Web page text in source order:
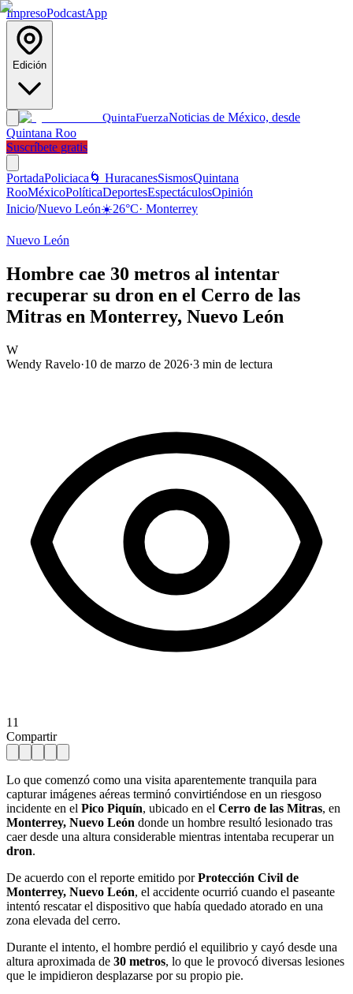
ImpresoPodcastApp
Edición
QuintaFuerzaNoticias de México, desde
Quintana Roo
Suscríbete gratis
PortadaPoliciaca 🌀 HuracanesSismosQuintana
RooMéxicoPolíticaDeportesEspectáculosOpinión
Inicio/Nuevo León☀️26°C· Monterrey
Nuevo León
Hombre cae 30 metros al intentar
recuperar su dron en el Cerro de las
Mitras en Monterrey, Nuevo León
W
Wendy Ravelo·10 de marzo de 2026·3 min de lectura
11
Compartir
Lo que comenzó como una visita aparentemente tranquila para
capturar imágenes aéreas terminó convirtiéndose en un riesgoso
incidente en el Pico Piquín, ubicado en el Cerro de las Mitras, en
Monterrey, Nuevo León donde un hombre resultó lesionado tras
caer desde una altura considerable mientras intentaba recuperar un
dron.
De acuerdo con el reporte emitido porProtección Civil de
Monterrey, Nuevo León, el accidente ocurrió cuando el paseante
intentó rescatar el dispositivo que había quedado atorado en una
zona elevada del cerro.
Durante el intento, el hombre perdió el equilibrio y cayó desde una
altura aproximada de 30 metros, lo que le provocó diversas lesiones
que le impidieron desplazarse por su propio pie.